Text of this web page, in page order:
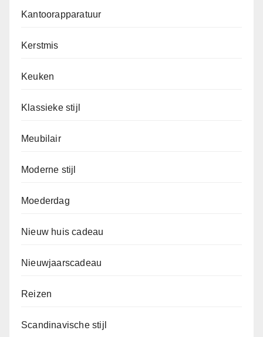
Kantoorapparatuur
Kerstmis
Keuken
Klassieke stijl
Meubilair
Moderne stijl
Moederdag
Nieuw huis cadeau
Nieuwjaarscadeau
Reizen
Scandinavische stijl